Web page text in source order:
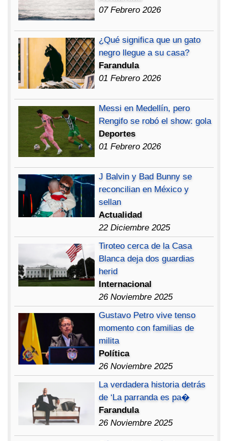
07 Febrero 2026
¿Qué significa que un gato
negro llegue a su casa?
Farandula
01 Febrero 2026
Messi en Medellín, pero
Rengifo se robó el show: gola
Deportes
01 Febrero 2026
J Balvin y Bad Bunny se
reconcilian en México y
sellan
Actualidad
22 Diciembre 2025
Tiroteo cerca de la Casa
Blanca deja dos guardias
herid
Internacional
26 Noviembre 2025
Gustavo Petro vive tenso
momento con familias de
milita
Política
26 Noviembre 2025
La verdadera historia detrás
de ‘La parranda es pa�
Farandula
26 Noviembre 2025